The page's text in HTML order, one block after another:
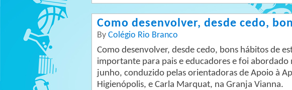
Como desenvolver, desde cedo,
By Colégio Rio Branco
Como desenvolver, desde cedo, bons hábitos de
importante para pais e educadores e foi abordado
junho, conduzido pelas orientadoras de Apoio à
Higienópolis, e Carla Marquat, na Granja Vianna.